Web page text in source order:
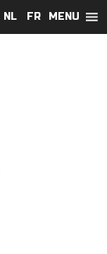
MENU
NL FR
FR